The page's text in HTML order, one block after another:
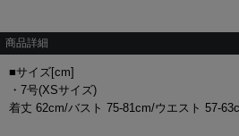
商品詳細
■サイズ[cm]
・7号(XSサイズ)
着丈 62cm/バスト 75-81cm/ウエスト 57-